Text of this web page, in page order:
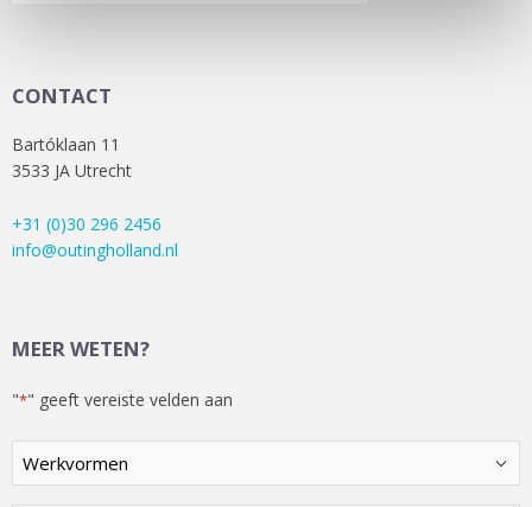
CONTACT
Bartóklaan 11
3533 JA Utrecht
+31 (0)30 296 2456
info@outingholland.nl
MEER WETEN?
"*" geeft vereiste velden aan
Kies
een